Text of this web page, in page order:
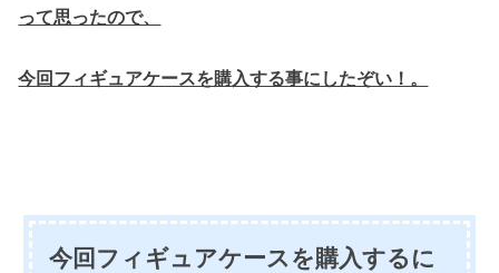
って思ったので、
今回フィギュアケースを購入する事にしたぞい！。
今回フィギュアケースを購入するに